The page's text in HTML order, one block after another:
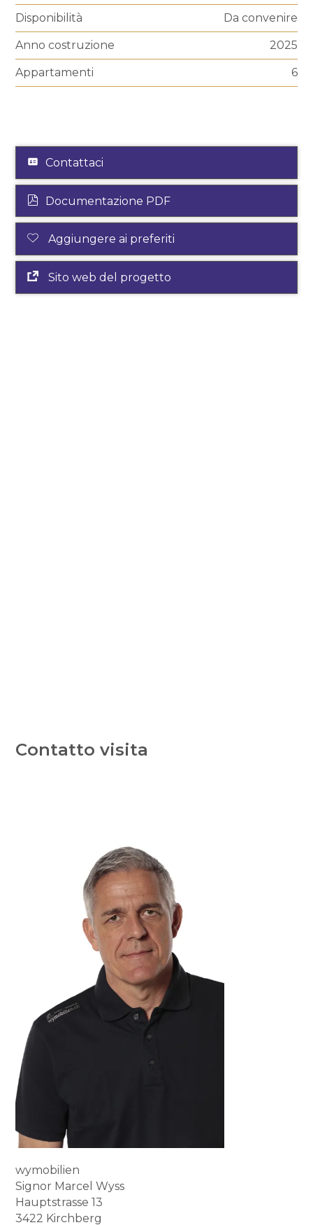
Disponibilità Da convenire
Anno costruzione 2025
Appartamenti 6
Contattaci
Documentazione PDF
Aggiungere ai preferiti
Sito web del progetto
Contatto visita
wymobilien
Signor Marcel Wyss
Hauptstrasse 13
3422 Kirchberg